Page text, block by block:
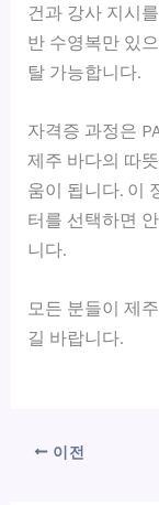
건과 강사 지시
반 수영복만 있
탈 가능합니다.
자격증 과정은
제주 바다의 따
움이 됩니다. 이
터를 선택하면
니다.
모든 분들이 제
길 바랍니다.
이전